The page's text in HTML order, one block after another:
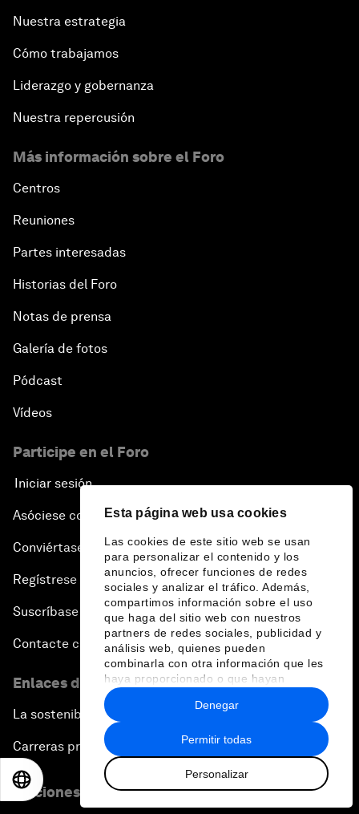
Esta página web usa cookies
Las cookies de este sitio web se usan
para personalizar el contenido y los
anuncios, ofrecer funciones de redes
sociales y analizar el tráfico. Además,
compartimos información sobre el uso
que haga del sitio web con nuestros
partners de redes sociales, publicidad y
análisis web, quienes pueden
combinarla con otra información que les
haya proporcionado o que hayan
recopilado a partir del uso que haya
hecho de sus servicios.
Permitir todas
Personalizar
Denegar
Nuestra estrategia
Cómo trabajamos
Liderazgo y gobernanza
Nuestra repercusión
Más información sobre el Foro
Centros
Reuniones
Partes interesadas
Historias del Foro
Notas de prensa
Galería de fotos
Pódcast
Vídeos
Participe en el Foro
Iniciar sesión
Asóciese con nosotros
Conviértase en miembro
Regístrese para recibir nuestras notas de prensa
Suscríbase a nuestros boletines
Contacte con nosotros
Enlaces directos
La sostenibilidad en el Foro
Carreras profesionales
Ediciones en otros idiomas